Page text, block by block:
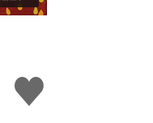
J'aime